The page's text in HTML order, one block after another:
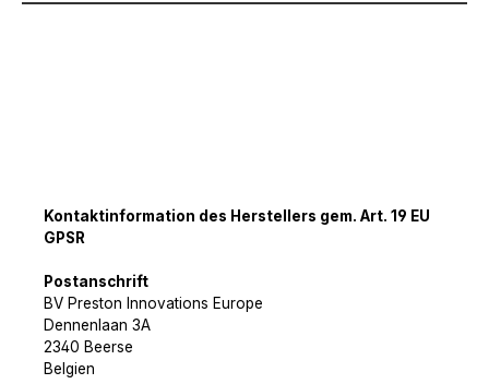
Kontaktinformation des Herstellers gem. Art. 19 EU
GPSR
Postanschrift
BV Preston Innovations Europe
Dennenlaan 3A
2340 Beerse
Belgien